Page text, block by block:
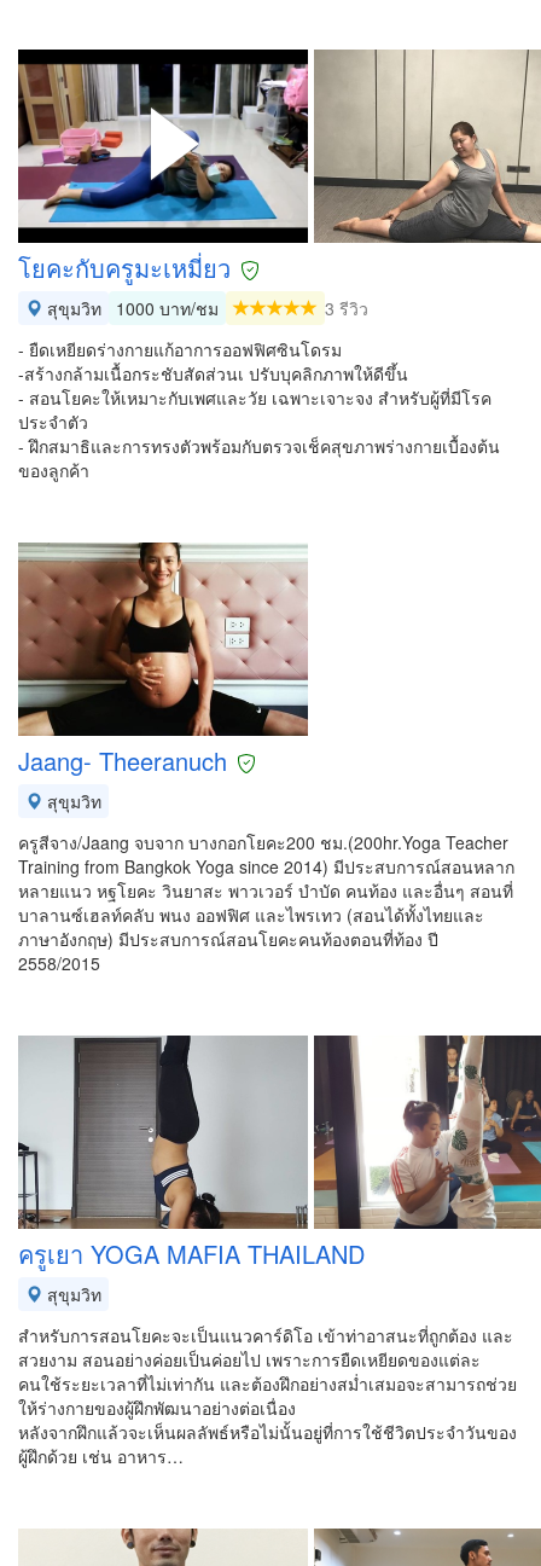
โยคะกับครูมะเหมี่ยว
สุขุมวิท 1000 บาท/ชม
3 รีวิว
- ยืดเหยียดร่างกายแก้อาการออฟฟิศซินโดรม
-สร้างกล้ามเนื้อกระชับสัดส่วนเ ปรับบุคลิกภาพให้ดีขึ้น
- สอนโยคะให้เหมาะกับเพศและวัย เฉพาะเจาะจง สำหรับผู้ที่มีโรค
ประจำตัว
- ฝึกสมาธิและการทรงตัวพร้อมกับตรวจเช็คสุขภาพร่างกายเบื้องต้น
ของลูกค้า
Jaang- Theeranuch
สุขุมวิท
ครูสีจาง/Jaang จบจาก บางกอกโยคะ200 ชม.(200hr.Yoga Teacher
Training from Bangkok Yoga since 2014) มีประสบการณ์สอนหลาก
หลายแนว หฐโยคะ วินยาสะ พาวเวอร์ บำบัด คนท้อง และอื่นๆ สอนที่
บาลานซ์เฮลท์คลับ พนง ออฟฟิศ และไพรเทว (สอนได้ทั้งไทยและ
ภาษาอังกฤษ) มีประสบการณ์สอนโยคะคนท้องตอนที่ท้อง ปี
2558/2015
ครูเยา YOGA MAFIA THAILAND
สุขุมวิท
สำหรับการสอนโยคะจะเป็นแนวคาร์ดิโอ เข้าท่าอาสนะที่ถูกต้อง และ
สวยงาม สอนอย่างค่อยเป็นค่อยไป เพราะการยืดเหยียดของแต่ละ
คนใช้ระยะเวลาที่ไม่เท่ากัน และต้องฝึกอย่างสม่ำเสมอจะสามารถช่วย
ให้ร่างกายของผู้ฝึกพัฒนาอย่างต่อเนื่อง
หลังจากฝึกแล้วจะเห็นผลลัพธ์หรือไม่นั้นอยู่ที่การใช้ชีวิตประจำวันของ
ผู้ฝึกด้วย เช่น อาหาร…